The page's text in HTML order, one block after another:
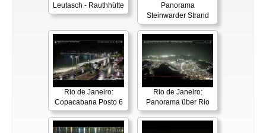
Leutasch - Rauthhütte
Panorama
Steinwarder Strand
Rio de Janeiro:
Copacabana Posto 6
Rio de Janeiro:
Panorama über Rio